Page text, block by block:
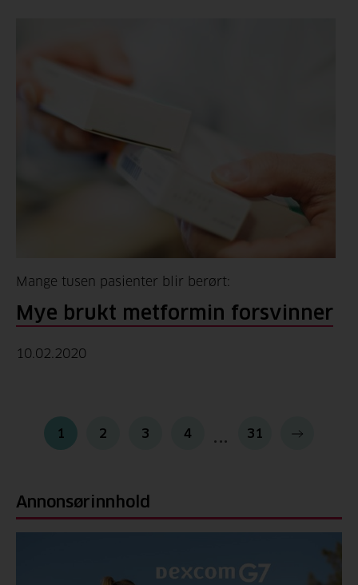
Mange tusen pasienter blir berørt:
Mye brukt metformin forsvinner
10.02.2020
1 2 3 4 31
Annonsørinnhold